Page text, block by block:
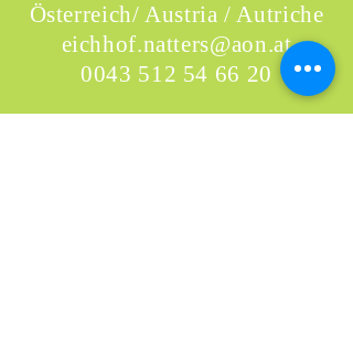
Österreich/ Austria / Autriche
eichhof.natters@aon.at
0043 512 54 66 20